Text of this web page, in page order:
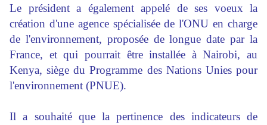
Le président a également appelé de ses voeux la
création d'une agence spécialisée de l'ONU en charge
de l'environnement, proposée de longue date par la
France, et qui pourrait être installée à Nairobi, au
Kenya, siège du Programme des Nations Unies pour
l'environnement (PNUE).
Il a souhaité que la pertinence des indicateurs de